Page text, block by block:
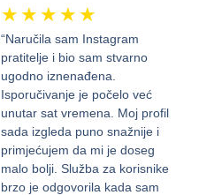
★ ★ ★ ★ ★
“Naručila sam Instagram
pratitelje i bio sam stvarno
ugodno iznenađena.
Isporučivanje je počelo već
unutar sat vremena. Moj profil
sada izgleda puno snažnije i
primjećujem da mi je doseg
malo bolji. Služba za korisnike
brzo je odgovorila kada sam